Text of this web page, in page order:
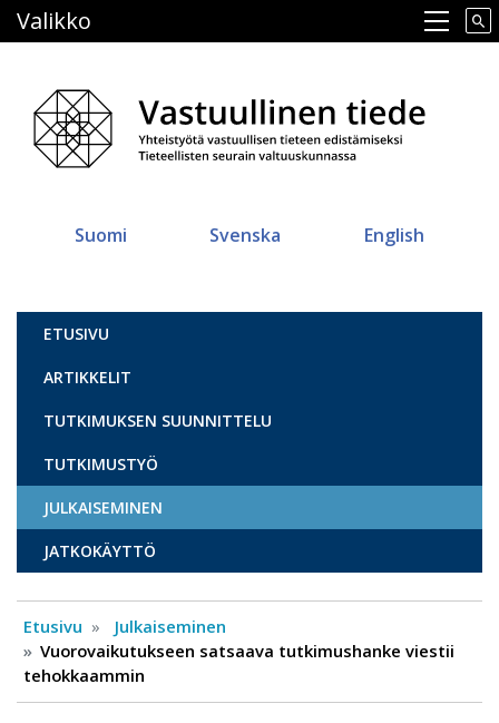
pääsisältöön
Main navigation
Valikko
Suomi Svenska English
Vastuullinen tiede
ETUSIVU
ARTIKKELIT
TUTKIMUKSEN SUUNNITTELU
TUTKIMUSTYÖ
JULKAISEMINEN
JATKOKÄYTTÖ
Etusivu
Julkaiseminen
Vuorovaikutukseen satsaava tutkimushanke viestii
tehokkaammin